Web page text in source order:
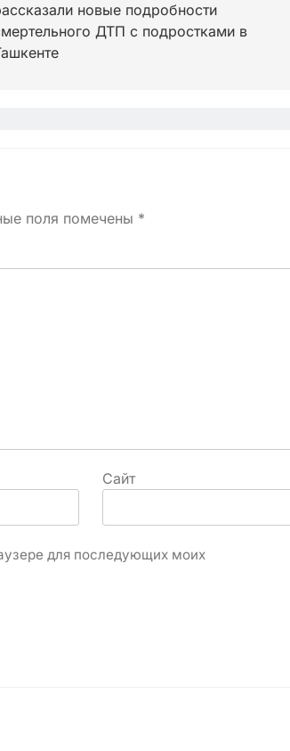
новые подробности
ДТП с подростками в
поля помечены *
Сайт
для последующих моих